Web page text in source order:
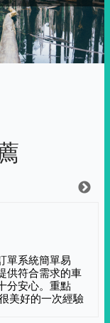
單系統簡單易
供符合需求的車
分安心。重點
美好的一次經驗